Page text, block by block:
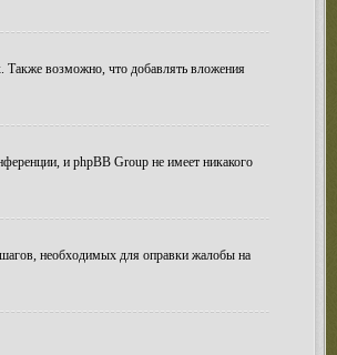
Также возможно, что добавлять вложения
и phpBB Group не имеет никакого
необходимых для оправки жалобы на